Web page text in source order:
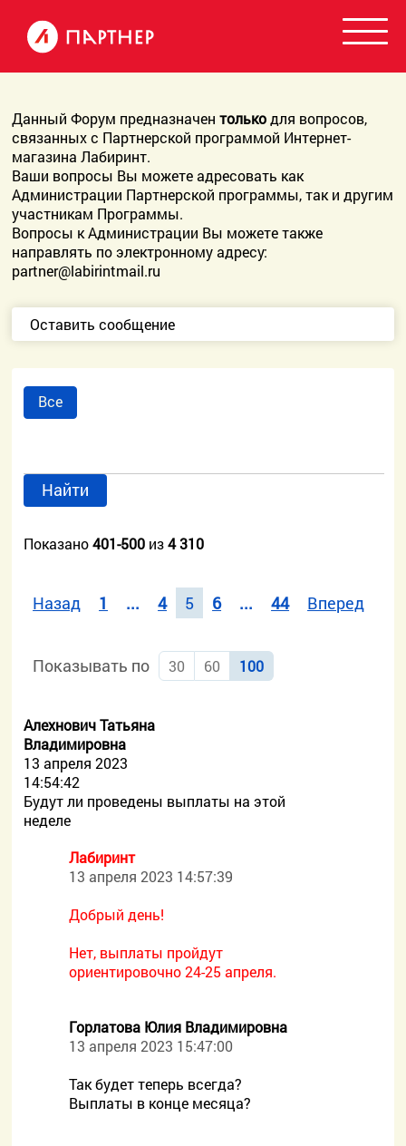
Данный Форум предназначентолькодля вопросов,
связанных с Партнерской программой Интернет-
магазина Лабиринт.
Ваши вопросы Вы можете адресовать как
Администрации Партнерской программы, так и другим
участникам Программы.
Вопросы к Администрации Вы можете также
направлять по электронному адресу:
partner@labirintmail.ru
Оставить сообщение
Все
Найти
Показано401-500 из4 310
Назад 1 ... 4 5 6 ... 44 Вперед
Показывать по 30 60 100
Алехнович Татьяна
Владимировна
13 апреля 2023
14:54:42
Будут ли проведены выплаты на этой
неделе
Лабиринт
13 апреля 2023 14:57:39
Добрый день!
Нет, выплаты пройдут
ориентировочно 24-25 апреля.
Горлатова Юлия Владимировна
13 апреля 2023 15:47:00
Так будет теперь всегда?
Выплаты в конце месяца?